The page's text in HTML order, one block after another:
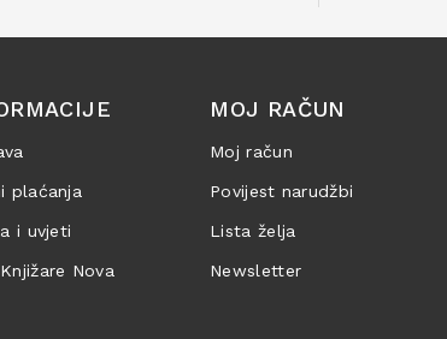
plaćanja
i uvjeti
Nova
MOJ RAČUN
Moj račun
Povijest narudžbi
Lista želja
Newsletter